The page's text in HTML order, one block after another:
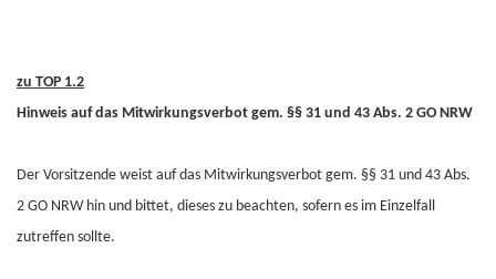
zu TOP 1.2
Hinweis auf das Mitwirkungsverbot gem. §§ 31 und 43 Abs. 2 GO NRW
Der Vorsitzende weist auf das Mitwirkungsverbot gem. §§ 31 und 43 Abs.
2 GO NRW hin und bittet, dieses zu beachten, sofern es im Einzelfall
zutreffen sollte.